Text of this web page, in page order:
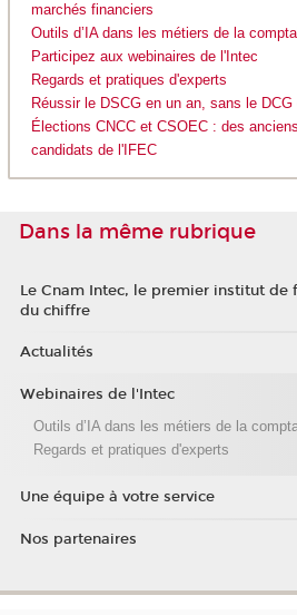
marchés financiers
Outils d’IA dans les métiers de la
Participez aux webinaires de l'Intec
Regards et pratiques d'experts
Réussir le DSCG en un an, sans le
Élections CNCC et CSOEC : des
candidats de l'IFEC
Dans la même rubrique
Le Cnam Intec, le premier institut de
du chiffre
Actualités
Webinaires de l'Intec
Outils d’IA dans les métiers de la
Regards et pratiques d'experts
Une équipe à votre service
Nos partenaires